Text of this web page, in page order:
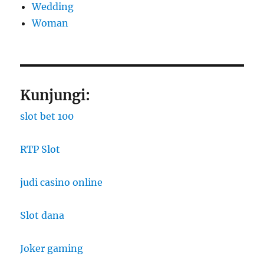
Wedding
Woman
Kunjungi:
slot bet 100
RTP Slot
judi casino online
Slot dana
Joker gaming